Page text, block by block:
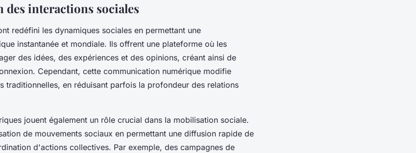
interactions sociales
redéfini les dynamiques sociales en permettant une
instantanée et mondiale. Ils offrent une plateforme où les
des idées, des expériences et des opinions, créant ainsi de
Cependant, cette communication numérique modifie
traditionnelles, en réduisant parfois la profondeur des relations
jouent également un rôle crucial dans la mobilisation sociale.
de mouvements sociaux en permettant une diffusion rapide de
d'actions collectives. Par exemple, des campagnes de